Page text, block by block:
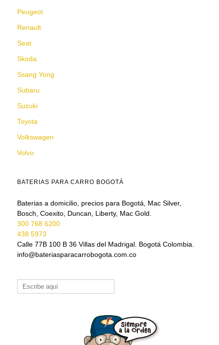
Peugeot
Renault
Seat
Skoda
Ssang Yong
Subaru
Suzuki
Toyota
Volkswagen
Volvo
BATERIAS PARA CARRO BOGOTÁ
Baterias a domicilio, precios para Bogotá, Mac Silver,
Bosch, Coexito, Duncan, Liberty, Mac Gold.
300 768 6200
438 5973
Calle 77B 100 B 36 Villas del Madrigal. Bogotá Colombia.
info@bateriasparacarrobogota.com.co
Buscar: